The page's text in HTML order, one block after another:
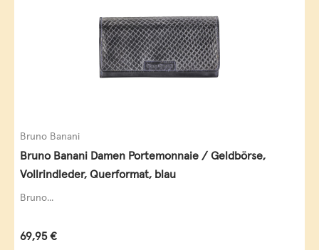
Bruno Banani
Bruno Banani Damen Portemonnaie / Geldbörse,
Vollrindleder, Querformat, blau
Bruno...
Regulärer Preis:
69,95 €